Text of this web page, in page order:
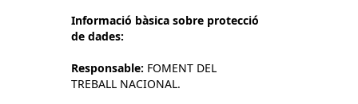
Informació bàsica sobre protecció
de dades:
Responsable: FOMENT DEL
TREBALL NACIONAL.